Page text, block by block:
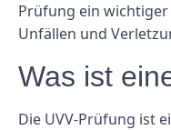
Prüfung ein
Unfällen und
Was ist
Die UVV-Prüfung ist